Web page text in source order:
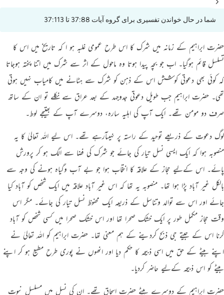
شما در حال خواندن تفسیری برای گروه آیات 37:88 تا 37:113
حضرت ابراہیم کے زمانہ میں شرک کا اس طرح عمومی غلبہ ہو ا کہ تاریخ میں اس کا
تسلسل قائم ہوگیا۔ اب جو بچہ پیدا ہوتا وہ ماحول کے اثر سے شرک میں اتنا پختہ ہوجاتا
کہ کوئی بھی دعوتی کوشش اس کے ذہن کو شرک سے ہٹانے میں کامیاب نہیں ہوتی
تھی۔ حضرت ابراہیم جب طویل دعوتی جدوجہد کے بعد عراق سے نکلے تو ان کے ساتھ
صرف دو مومن تھے۔ ایک آپ کی اہلیہ سارہ، دوسرے آپ کے بھتیجے لوط۔
لوگ دعوت کے ذریعے توحید کے راستہ پر نہیںآرہے تھے۔ اس ليے اللہ تعالیٰ کا یہ
منصوبہ ہوا کہ ایک ایسی نسل تیار کی جائے جو شرک کی فضا سے الگ ہو کر پرورش
پائے۔ اس کےلیے حجاز کے علاقہ کا انتخاب ہوا جو بے آب وگیاہ ہونے کی وجہ سے
بالکل غیر آباد پڑا ہوا تھا۔ منصوبہ یہ تھا کہ اس غیر آباد علاقہ میں ایک شخص کو آباد کیا
جائے اور اس سے توالد وتناسل کے ذریعہ ایک محفوظ نسل تیار کی جائے۔ مگر اس
وقت حجاز مکمل طور پر ایک خشک صحرا تھا اور اس خشک صحرا میں کسی شخص کو آباد
کرنا اس کے جیتے جی ذبح کردینے کے ہم معنی تھا۔ حضرت ابراہیم کو اللہ تعالیٰ نے
اپنے بیٹے کے حق میں اسی ذبیحہ کا حکم دیا اور انھوں نے پوری طرح مطیع ہو کر اپنے
بیٹے کو اس ذبیحہ کےلیے حاضر کردیا۔
حضرت ابراہیم کے دوسرے بیٹے حضرت اسحاق تھے۔ ان کی نسل میں مسلسل نبوت